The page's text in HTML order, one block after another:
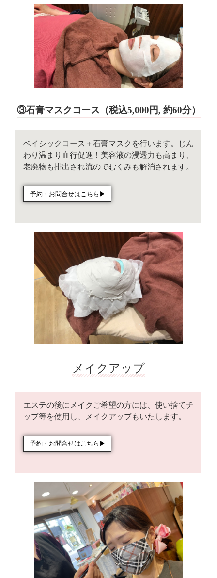
③石膏マスクコース（税込5,000円, 約60分）
ベイシックコース＋石膏マスクを行います。じん
わり温まり血行促進！美容液の浸透力も高まり、
老廃物も排出され流のでむくみも解消されます。
予約・お問合せはこちら▶︎
メイクアップ
エステの後にメイクご希望の方には、使い捨てチ
ップ等を使用し、メイクアップもいたします。
予約・お問合せはこちら▶︎